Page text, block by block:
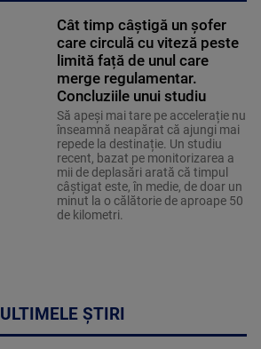
Cât timp câștigă un șofer
care circulă cu viteză peste
limită față de unul care
merge regulamentar.
Concluziile unui studiu
Să apeși mai tare pe accelerație nu
înseamnă neapărat că ajungi mai
repede la destinație. Un studiu
recent, bazat pe monitorizarea a
mii de deplasări arată că timpul
câștigat este, în medie, de doar un
minut la o călătorie de aproape 50
de kilometri.
ULTIMELE ȘTIRI